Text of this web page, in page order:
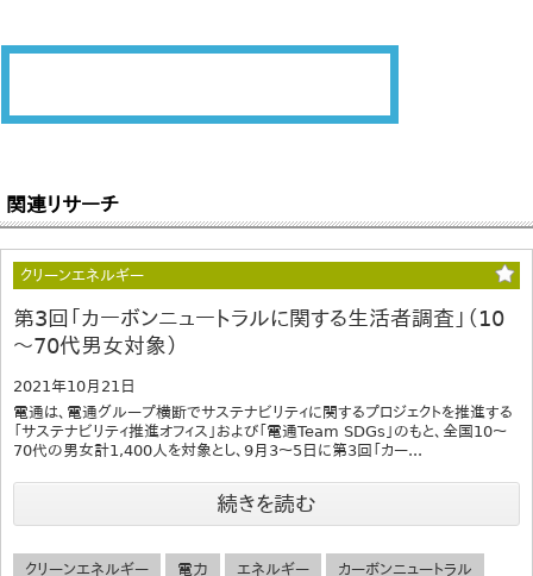
関連リサーチ
クリーンエネルギー
第3回「カーボンニュートラルに関する生活者調査」（10
～70代男女対象）
2021年10月21日
電通は、電通グループ横断でサステナビリティに関するプロジェクトを推進する
「サステナビリティ推進オフィス」および「電通Team SDGs」のもと、全国10～
70代の男女計1,400人を対象とし、9月3～5日に第3回「カー...
続きを読む
クリーンエネルギー 電力 エネルギー カーボンニュートラル